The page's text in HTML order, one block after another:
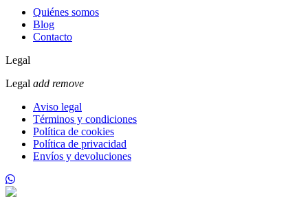
Quiénes somos
Blog
Contacto
Legal
Legal add remove
Aviso legal
Términos y condiciones
Política de cookies
Política de privacidad
Envíos y devoluciones